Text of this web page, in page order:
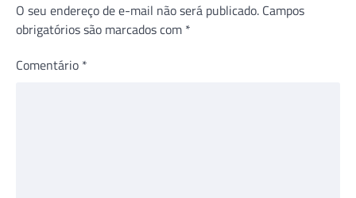
O seu endereço de e-mail não será publicado. Campos
obrigatórios são marcados com *
Comentário *